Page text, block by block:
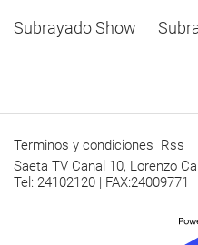
Subrayado Show
Terminos y condiciones Rss
Saeta TV Canal 10, Lorenzo
Tel: 24102120 | FAX:24009771